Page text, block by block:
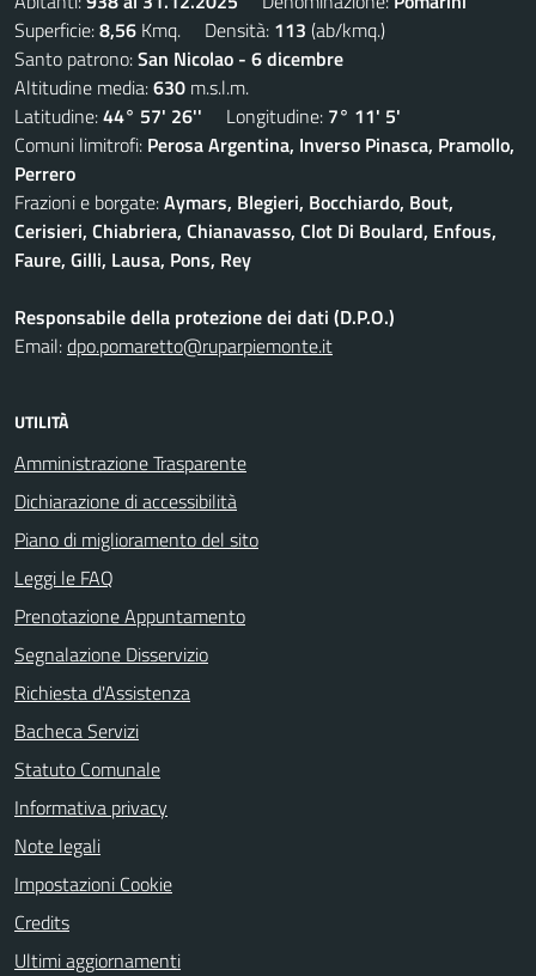
Superficie:8,56 Kmq. Densità: 113 (ab/kmq.)
Santo patrono:San Nicolao - 6 dicembre
Altitudine media:630 m.s.l.m.
Latitudine:44° 57' 26'' Longitudine: 7° 11' 5'
Comuni limitrofi: Perosa Argentina, Inverso Pinasca, Pramollo,
Perrero
Frazioni e borgate:Aymars, Blegieri, Bocchiardo, Bout,
Cerisieri, Chiabriera, Chianavasso, Clot Di Boulard, Enfous,
Faure, Gilli, Lausa, Pons, Rey
Responsabile della protezione dei dati (D.P.O.)
Email:dpo.pomaretto@ruparpiemonte.it
UTILITÀ
Amministrazione Trasparente
Dichiarazione di accessibilità
Piano di miglioramento del sito
Leggi le FAQ
Prenotazione Appuntamento
Segnalazione Disservizio
Richiesta d'Assistenza
Bacheca Servizi
Statuto Comunale
Informativa privacy
Note legali
Impostazioni Cookie
Credits
Ultimi aggiornamenti